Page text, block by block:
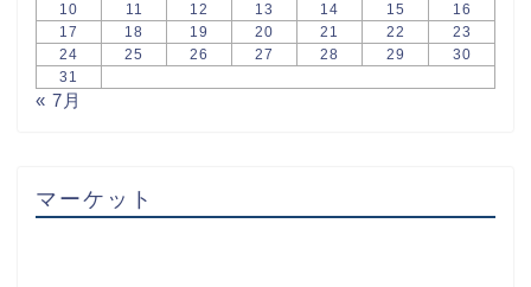
10
11 12 13 14 15
16
17
18 19 20 21 22
23
24
25 26 27 28 29
30
31
« 7月
マーケット